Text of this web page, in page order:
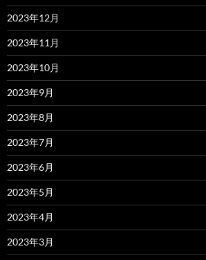
2023年12月
2023年11月
2023年10月
2023年9月
2023年8月
2023年7月
2023年6月
2023年5月
2023年4月
2023年3月